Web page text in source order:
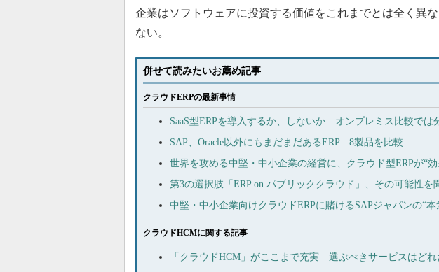
企業はソフトウェアに投資する価値をこれまでとは全く異
ない。
併せて読みたいお薦め記事
クラウドERPの最新事情
SaaS型ERPを導入するか、しないか オンプレミス比較では
SAP、Oracle以外にもまだまだあるERP 8製品を比較
世界を攻める中堅・中小企業の経営に、クラウド型ERPが“
第3の選択肢「ERP on パブリッククラウド」、その可能性を
中堅・中小企業向けクラウドERPに賭けるSAPジャパンの“本
クラウドHCMに関する記事
「クラウドHCM」がここまで充実 選ぶべきサービスはどれ